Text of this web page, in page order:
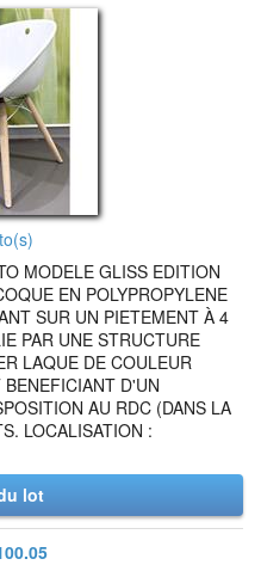
MODELE GLISS EDITION
EN POLYPROPYLENE
SUR UN PIETEMENT À 4
PAR UNE STRUCTURE
LAQUE DE COULEUR
D'UN
AU RDC (DANS LA
LOCALISATION :
lot